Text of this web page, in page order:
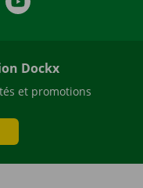
Dockx
et promotions